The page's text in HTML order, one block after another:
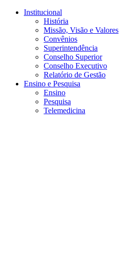
Conteúdo principal
Institucional
História
Missão, Visão e Valores
Convênios
Superintendência
Conselho Superior
Conselho Executivo
Relatório de Gestão
Ensino e Pesquisa
Ensino
Pesquisa
Telemedicina